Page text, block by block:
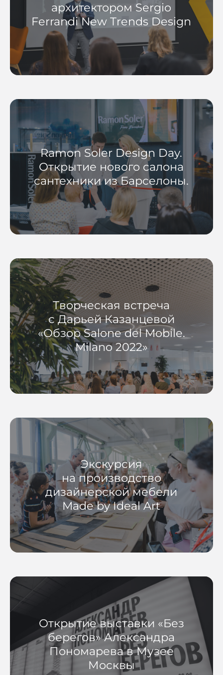
архитектором Sergio
Ferrandi New Trends Design
Ramon Soler Design Day.
Открытие нового салона
сантехники из Барселоны.
Творческая встреча
с Дарьей Казанцевой
«Обзор Salone del Mobile.
Milano 2022»
Экскурсия
на производство
дизайнерской мебели
Made by Ideal Art
Открытие выставки «Без
берегов» Александра
Пономарева в Музее
Москвы